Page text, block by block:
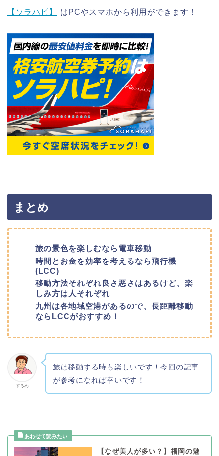
【ソラハピ】 はPCやスマホから利用ができます！
まとめ
旅の景色を楽しむなら電車移動
時間とお金を効率を考えるなら飛行機
(LCC)
移動方法それぞれ良さ悪さはあるけど、楽
しみ方は人それぞれ
九州は各地域空港があるので、長距離移動
ならLCCがおすすめ！
するめ
旅は移動する時も楽しいです！今回の記事
が参考になれば幸いです！
【なぜ美人が多い？】福岡の魅